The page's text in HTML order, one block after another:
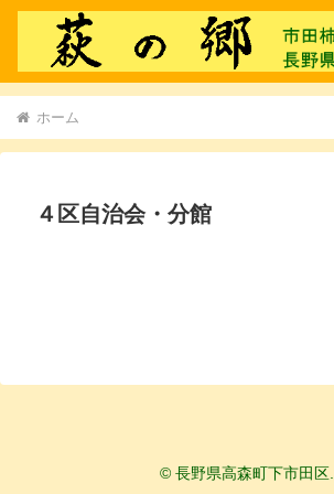
ホーム
４区自治会・分館
© 長野県高森町下市田区.